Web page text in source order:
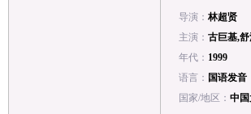
导演： 林超贤
主演： 古巨基,
年代： 1999
语言： 国语发音
国家/地区： 中